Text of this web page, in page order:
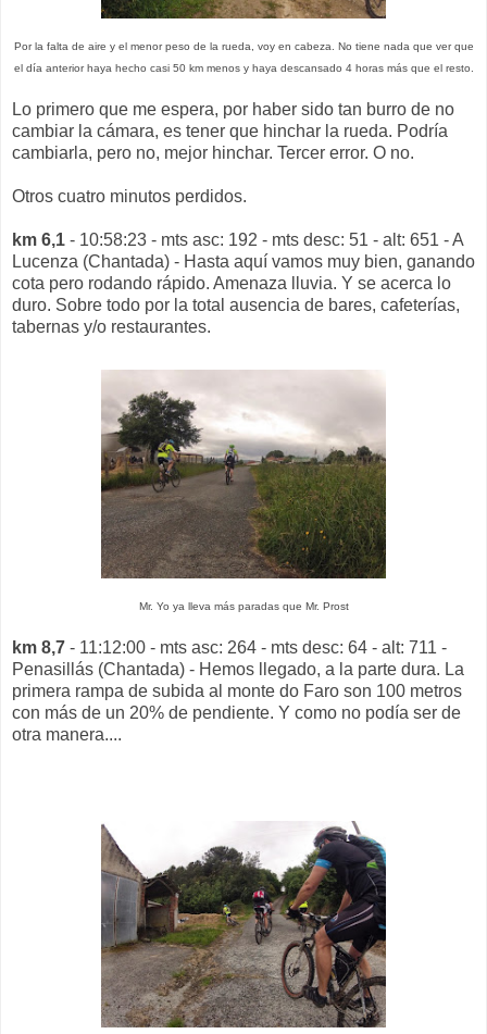
Por la falta de aire y el menor peso de la rueda, voy en cabeza. No tiene nada que ver que
el día anterior haya hecho casi 50 km menos y haya descansado 4 horas más que el resto.
Lo primero que me espera, por haber sido tan burro de no
cambiar la cámara, es tener que hinchar la rueda. Podría
cambiarla, pero no, mejor hinchar. Tercer error. O no.
Otros cuatro minutos perdidos.
km 6,1 - 10:58:23 - mts asc: 192 - mts desc: 51 - alt: 651 - A
Lucenza (Chantada) - Hasta aquí vamos muy bien, ganando
cota pero rodando rápido. Amenaza lluvia. Y se acerca lo
duro. Sobre todo por la total ausencia de bares, cafeterías,
tabernas y/o restaurantes.
Mr. Yo ya lleva más paradas que Mr. Prost
km 8,7 - 11:12:00 - mts asc: 264 - mts desc: 64 - alt: 711 -
Penasillás (Chantada) - Hemos llegado, a la parte dura. La
primera rampa de subida al monte do Faro son 100 metros
con más de un 20% de pendiente. Y como no podía ser de
otra manera....